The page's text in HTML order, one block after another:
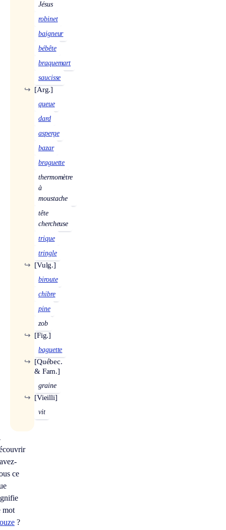
Jésus
robinet
baigneur
bébête
braquemart
saucisse
[Arg.]
↪
queue
dard
asperge
bazar
braguette
thermomètre
à
moustache
tête
chercheuse
trique
tringle
[Vulg.]
↪
biroute
chibre
pine
zob
[Fig.]
↪
baguette
[Québec.
& Fam.]
↪
graine
[Vieilli]
↪
vit
ce
mot
?